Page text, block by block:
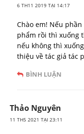
6 TH11 2019 TẠI 14:17
Chào em! Nếu
phẩm rồi thì xuống
nếu không thì
thiệu về tác giả tác
BÌNH LUẬN
Thảo Nguyên
11 TH5 2021 TẠI 23:11